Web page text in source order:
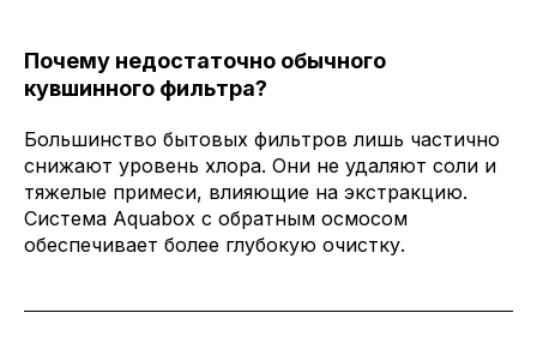
Почему недостаточно обычного
кувшинного фильтра?
Большинство бытовых фильтров лишь частично
снижают уровень хлора. Они не удаляют соли и
тяжелые примеси, влияющие на экстракцию.
Система Aquabox с обратным осмосом
обеспечивает более глубокую очистку.